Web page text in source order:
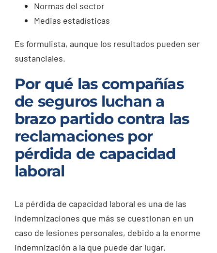
Normas del sector
Medias estadísticas
Es formulista, aunque los resultados pueden ser
sustanciales.
Por qué las compañías
de seguros luchan a
brazo partido contra las
reclamaciones por
pérdida de capacidad
laboral
La pérdida de capacidad laboral es una de las
indemnizaciones que más se cuestionan en un
caso de lesiones personales, debido a la enorme
indemnización a la que puede dar lugar.